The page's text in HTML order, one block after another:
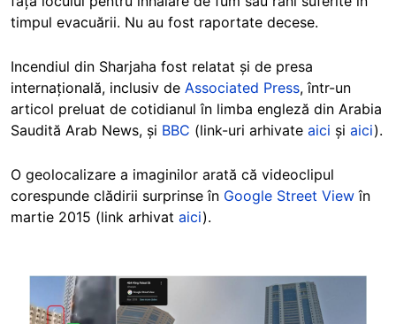
timpul evacuării. Nu au fost raportate decese.
Incendiul din Sharjaha fost relatat și de presa
internațională, inclusiv de Associated Press, într-un
articol preluat de cotidianul în limba engleză din Arabia
Saudită Arab News, și BBC (link-uri arhivate aici și aici).
O geolocalizare a imaginilor arată că videoclipul
corespunde clădirii surprinse în Google Street View în
martie 2015 (link arhivat aici).